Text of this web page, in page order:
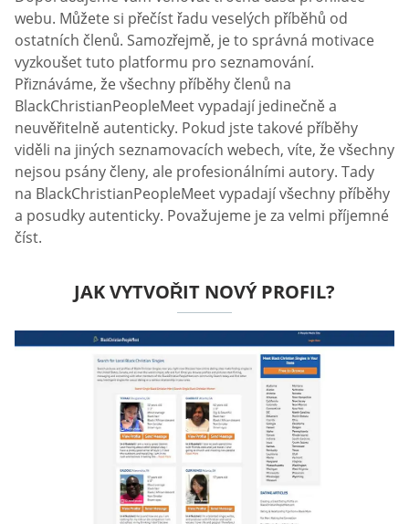
webu. Můžete si přečíst řadu veselých příběhů od
ostatních členů. Samozřejmě, je to správná motivace
vyzkoušet tuto platformu pro seznamování.
Přiznáváme, že všechny příběhy členů na
BlackChristianPeopleMeet vypadají jedinečně a
neuvěřitelně autenticky. Pokud jste takové příběhy
viděli na jiných seznamovacích webech, víte, že všechny
nejsou psány členy, ale profesionálními autory. Tady
na BlackChristianPeopleMeet vypadají všechny příběhy
a posudky autenticky. Považujeme je za velmi příjemné
číst.
JAK VYTVOŘIT NOVÝ PROFIL?